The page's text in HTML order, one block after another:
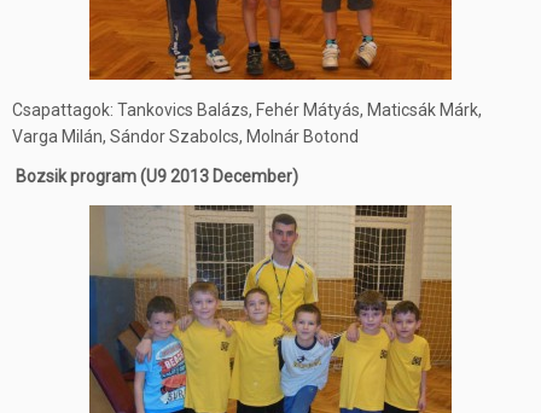
Csapattagok: Tankovics Balázs, Fehér Mátyás, Maticsák Márk,
Varga Milán, Sándor Szabolcs, Molnár Botond
Bozsik program (U9 2013 December)